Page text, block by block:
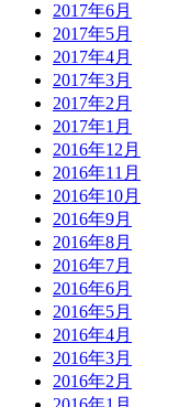
2017年6月
2017年5月
2017年4月
2017年3月
2017年2月
2017年1月
2016年12月
2016年11月
2016年10月
2016年9月
2016年8月
2016年7月
2016年6月
2016年5月
2016年4月
2016年3月
2016年2月